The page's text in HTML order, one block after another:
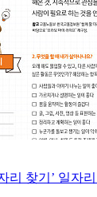
리 찾기’ 일자